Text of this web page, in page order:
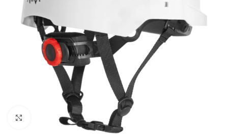
Kliknij aby powiększyć